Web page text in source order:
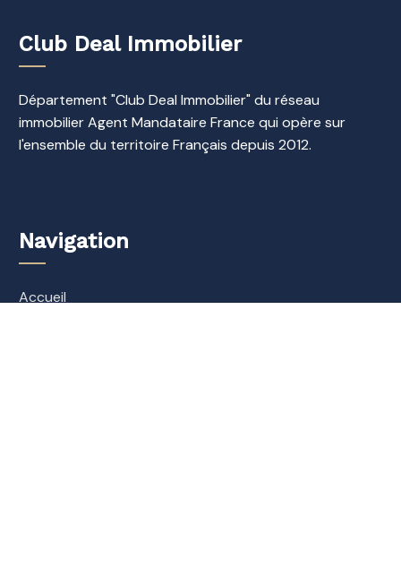
Club Deal Immobilier
Département "Club Deal Immobilier" du réseau
immobilier Agent Mandataire France qui opère sur
l'ensemble du territoire Français depuis 2012.
Navigation
Accueil